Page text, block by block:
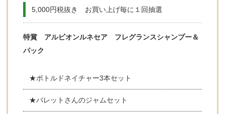
5,000円税抜き お買い上げ毎に１回抽選
特賞 アルビオンルネセア フレグランスシャンプー＆
パック
★ボトルドネイチャー3本セット
★パレットさんのジャムセット